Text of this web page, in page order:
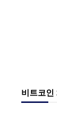
비트코인